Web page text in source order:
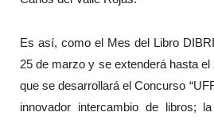
Es así, como el Mes del Libro
25 de marzo y se extenderá hasta
que se desarrollará el Concurso
innovador intercambio de libros;